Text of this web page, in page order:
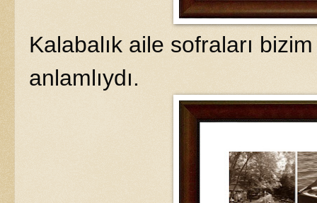
Kalabalık aile sofraları
anlamlıydı.